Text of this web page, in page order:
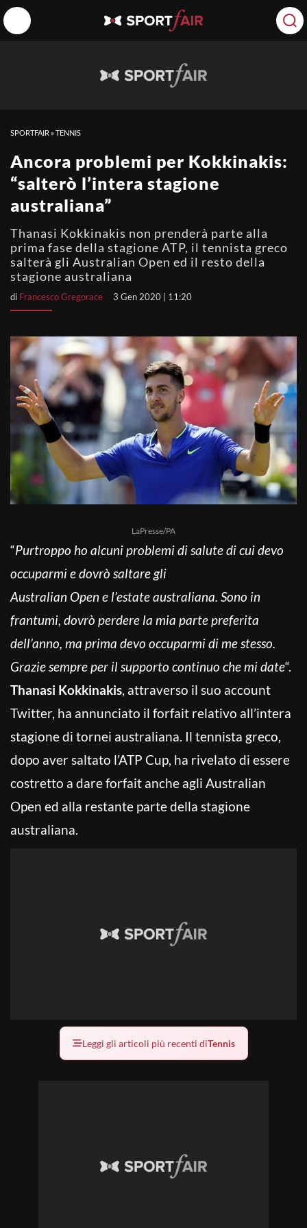
SPORTFAIR »TENNIS
Ancora problemi per Kokkinakis:
“salterò l’intera stagione
australiana”
Thanasi Kokkinakis non prenderà parte alla
prima fase della stagione ATP, il tennista greco
salterà gli Australian Open ed il resto della
stagione australiana
di Francesco Gregorace 3 Gen 2020 | 11:20
LaPresse/PA
“Purtroppo ho alcuni problemi di salute di cui devo
occuparmi e dovrò saltare gli
Australian Open e l’estate australiana. Sono in
frantumi, dovrò perdere la mia parte preferita
dell’anno, ma prima devo occuparmi di me stesso.
Grazie sempre per il supporto continuo che mi date“.
Thanasi Kokkinakis, attraverso il suo account
Twitter, ha annunciato il forfait relativo all’intera
stagione di tornei australiana. Il tennista greco,
dopo aver saltato l’ATP Cup, ha rivelato di essere
costretto a dare forfait anche agli Australian
Open ed alla restante parte della stagione
australiana.
Leggi gli articoli più recenti diTennis